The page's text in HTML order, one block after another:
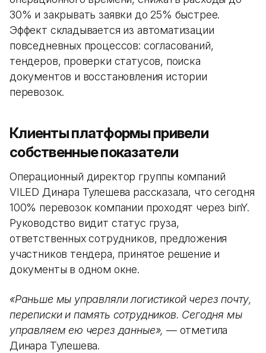
30% и закрывать заявки до 25% быстрее.
Эффект складывается из автоматизации
повседневных процессов: согласований,
тендеров, проверки статусов, поиска
документов и восстановления истории
перевозок.
Клиенты платформы привели
собственные показатели
Операционный директор группы компаний
VILED Динара Тулешева рассказала, что сегодня
100% перевозок компании проходят через binY.
Руководство видит статус груза,
ответственных сотрудников, предложения
участников тендера, принятое решение и
документы в одном окне.
«Раньше мы управляли логистикой через почту,
переписки и память сотрудников. Сегодня мы
управляем ею через данные», — отметила
Динара Тулешева.